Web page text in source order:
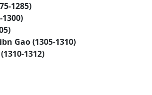
1285)
Gao (1305-1310)
1312)